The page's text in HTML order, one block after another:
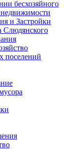
бесхозяйного
недвижимости
и Застройки
Слюдянского
поселений